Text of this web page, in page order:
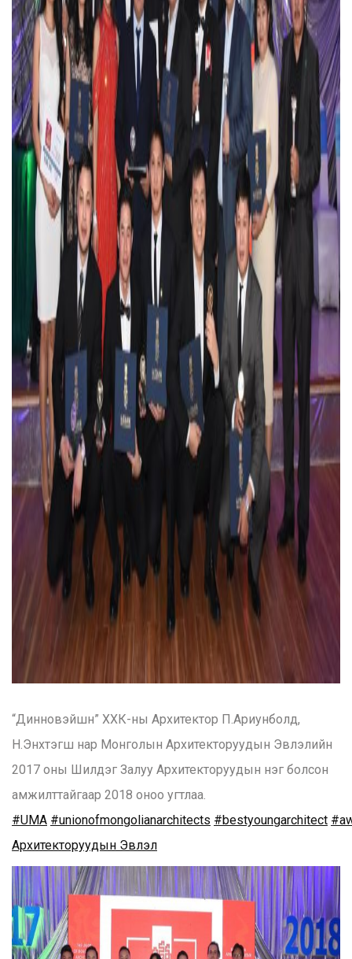
“Динновэйшн” ХХК-ны Архитектор П.Ариунболд,
Н.Энхтэгш нар Монголын Архитекторуудын Эвлэлийн
2017 оны Шилдэг Залуу Архитекторуудын нэг болсон
амжилттайгаар 2018 оноо угтлаа.
#UMA #unionofmongolianarchitects #bestyoungarchitect #
Архитекторуудын Эвлэл